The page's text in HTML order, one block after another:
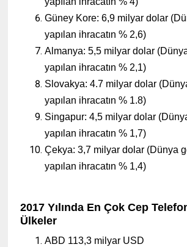
Güney Kore: 6,9 milyar dolar
yapılan ihracatın % 2,6)
Almanya: 5,5 milyar dolar
yapılan ihracatın % 2,1)
Slovakya: 4.7 milyar dolar
yapılan ihracatın % 1.8)
Singapur: 4,5 milyar dolar
yapılan ihracatın % 1,7)
Çekya: 3,7 milyar dolar (Dünya
yapılan ihracatın % 1,4)
2017 Yılında En Çok Cep
Ülkeler
ABD 113,3 milyar USD